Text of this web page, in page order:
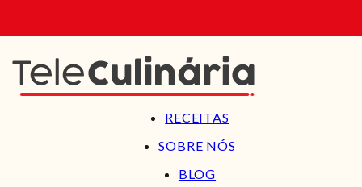
RECEITAS
SOBRE NÓS
BLOG